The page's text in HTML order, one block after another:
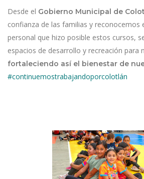
Desde el Gobierno Municipal de
confianza de las familias y reconocemos
personal que hizo posible estos cursos,
espacios de desarrollo y recreación para
fortaleciendo así el bienestar de
#continuemostrabajandoporcolotlán